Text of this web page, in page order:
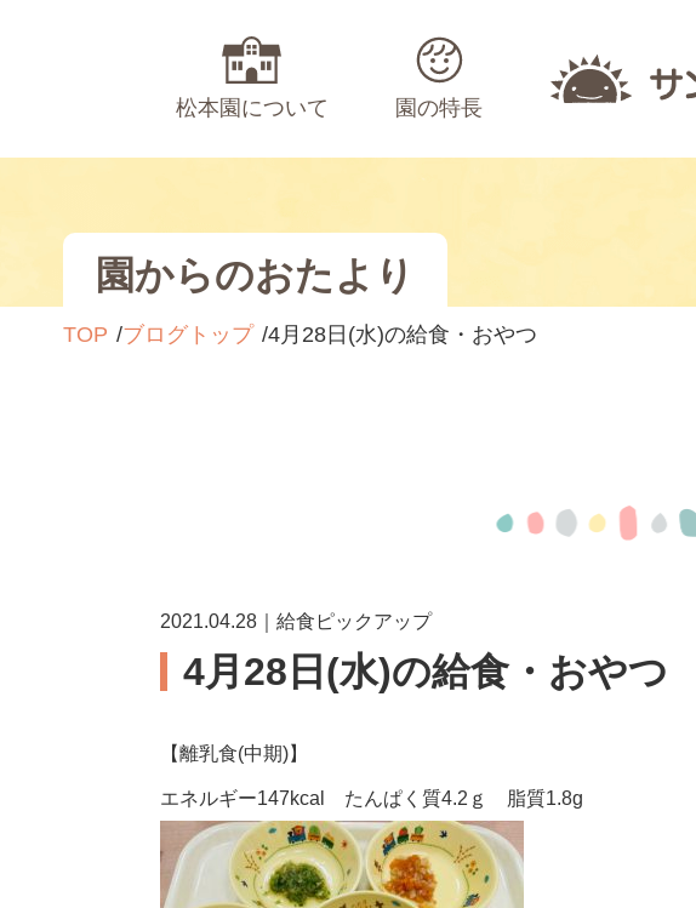
松本園について 園の特長
園からのおたより
TOP ブログトップ 4月28日(水)の給食・おやつ
2021.04.28｜給食ピックアップ
4月28日(水)の給食・おやつ
【離乳食(中期)】
エネルギー147kcal たんぱく質4.2ｇ 脂質1.8g